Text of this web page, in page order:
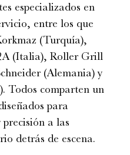
especializados en
entre los que
(Turquía),
(Italia), Roller Grill
(Alemania) y
Todos comparten un
para
a las
detrás de escena.